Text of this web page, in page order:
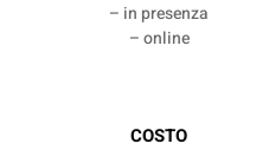
– in presenza
– online
COSTO